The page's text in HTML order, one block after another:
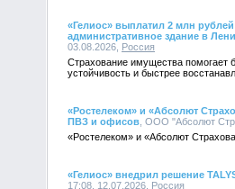
«Гелиос» выплатил 2 млн
административное здание в
03.08.2026, Россия
Страхование имущества помогает
устойчивость и быстрее
«Ростелеком» и «Абсолют
ПВЗ и офисов , ООО "Абсолют
«Ростелеком» и «Абсолют
«Гелиос» внедрил решение
17:08, 12.07.2026, Россия